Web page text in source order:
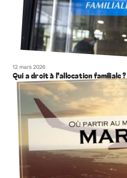
12 mars 2026
Qui a droit à l’allocation familiale ?